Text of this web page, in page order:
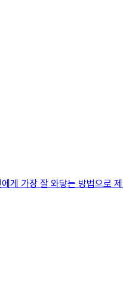
게 가장 잘 와닿는 방법으로